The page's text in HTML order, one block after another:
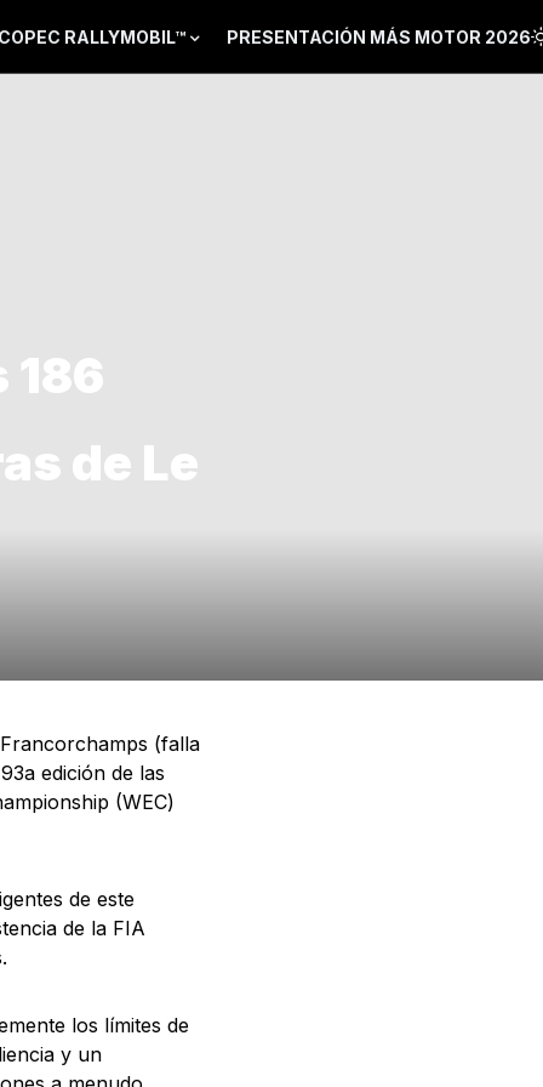
RALLYMOBIL™ PRESENTACIÓN MÁS MOTOR 2026
de Le
(falla
edición de las
(WEC)
de este
de la FIA
los límites de
y un